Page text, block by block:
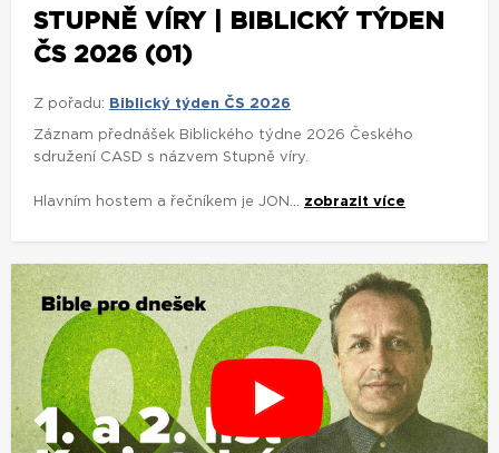
STUPNĚ VÍRY | BIBLICKÝ TÝDEN
ČS 2026 (01)
Z pořadu: Biblický týden ČS 2026
Záznam přednášek Biblického týdne 2026 Českého
sdružení CASD s názvem Stupně víry.
Hlavním hostem a řečníkem je JON... zobrazit více